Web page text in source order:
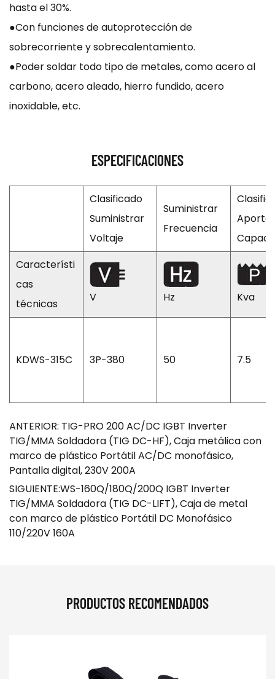
hasta el 30%.
●Con funciones de autoprotección de
sobrecorriente y sobrecalentamiento.
●Poder soldar todo tipo de metales, como acero al
carbono, acero aleado, hierro fundido, acero
inoxidable, etc.
ESPECIFICACIONES
Clasificado
Suministrar
Voltaje
Suministrar
Frecuencia
Aporte
Característi
cas
técnicas
V Hz Kva
KDWS-315C 3P-380 50 7.5
ANTERIOR: TIG-PRO 200 AC/DC IGBT Inverter
TIG/MMA Soldadora (TIG DC-HF), Caja metálica con
marco de plástico Portátil AC/DC monofásico,
Pantalla digital, 230V 200A
SIGUIENTE:WS-160Q/180Q/200Q IGBT Inverter
TIG/MMA Soldadora (TIG DC-LIFT), Caja de metal
con marco de plástico Portátil DC Monofásico
110/220V 160A
PRODUCTOS RECOMENDADOS